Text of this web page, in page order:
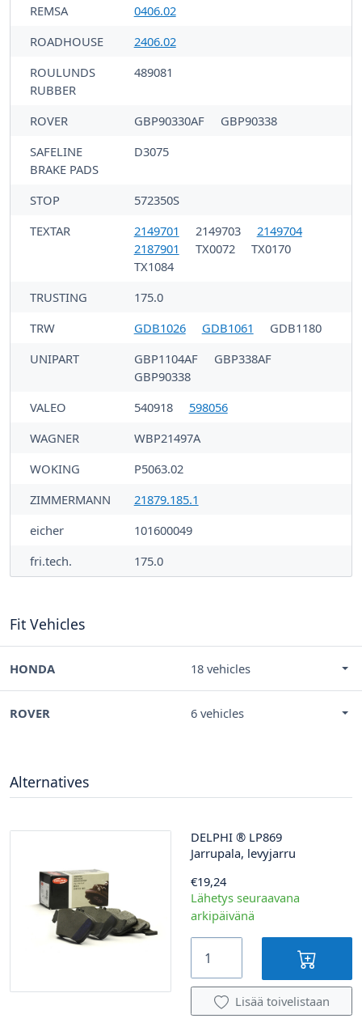
REMSA
0406.02
ROADHOUSE
2406.02
ROULUNDS
RUBBER
489081
ROVER GBP90330AF
GBP90338
SAFELINE
BRAKE PADS
D3075
STOP
572350S
TEXTAR
2149701 2149703
2149704
2187901
TX0072
TX0170
TX1084
TRUSTING
175.0
TRW
GDB1026 GDB1061
GDB1180
UNIPART
GBP1104AF
GBP338AF
GBP90338
VALEO
540918
598056
WAGNER
WBP21497A
WOKING
P5063.02
ZIMMERMANN
21879.185.1
eicher
101600049
fri.tech.
175.0
Fit Vehicles
HONDA 18 vehicles
ROVER 6 vehicles
Alternatives
DELPHI ® LP869
Jarrupala, levyjarru
€19,24
Lähetys seuraavana
arkipäivänä
Lisää toivelistaan